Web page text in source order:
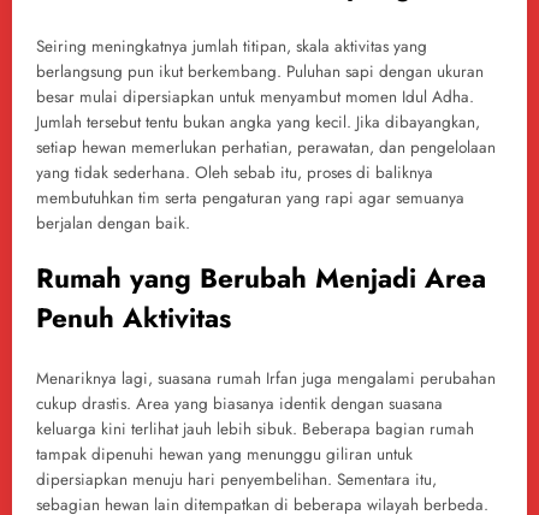
Seiring meningkatnya jumlah titipan, skala aktivitas yang
berlangsung pun ikut berkembang. Puluhan sapi dengan ukuran
besar mulai dipersiapkan untuk menyambut momen Idul Adha.
Jumlah tersebut tentu bukan angka yang kecil. Jika dibayangkan,
setiap hewan memerlukan perhatian, perawatan, dan pengelolaan
yang tidak sederhana. Oleh sebab itu, proses di baliknya
membutuhkan tim serta pengaturan yang rapi agar semuanya
berjalan dengan baik.
Rumah yang Berubah Menjadi Area
Penuh Aktivitas
Menariknya lagi, suasana rumah Irfan juga mengalami perubahan
cukup drastis. Area yang biasanya identik dengan suasana
keluarga kini terlihat jauh lebih sibuk. Beberapa bagian rumah
tampak dipenuhi hewan yang menunggu giliran untuk
dipersiapkan menuju hari penyembelihan. Sementara itu,
sebagian hewan lain ditempatkan di beberapa wilayah berbeda.